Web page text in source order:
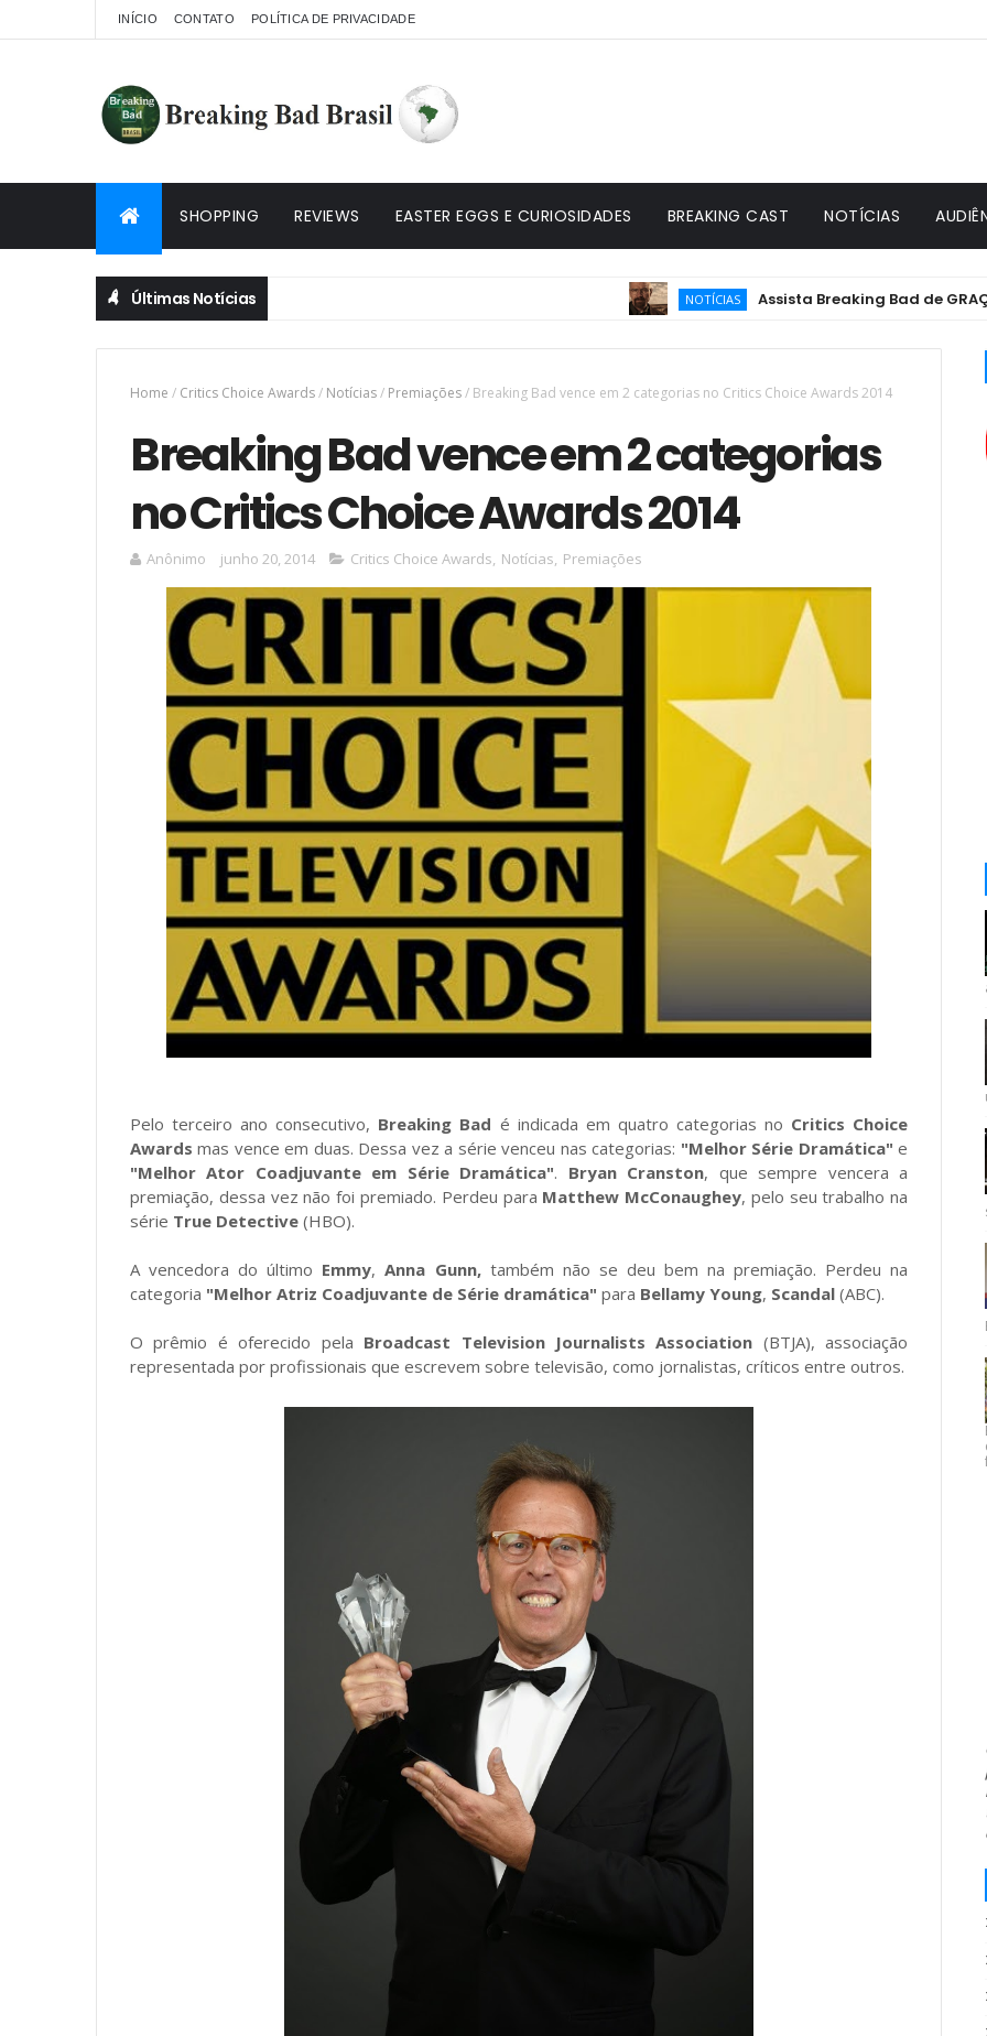
INÍCIO CONTATO POLÍTICA DE PRIVACIDADE
SHOPPING REVIEWS EASTER EGGS E CURIOSIDADES BREAKING CAST NOTÍCIAS
Últimas Notícias NOTÍCIAS Assista Breaking Bad de GRAÇA 24
Home / Critics Choice Awards/ Notícias/ Premiações/ Breaking Bad vence em 2 categorias no Critics Choice Awards 2014
Breaking Bad vence em 2 categorias
no Critics Choice Awards 2014
Anônimo junho 20, 2014 Critics Choice Awards, Notícias, Premiações
Pelo terceiro ano consecutivo, Breaking Bad é indicada em quatro categorias no Critics Choice
Awardsmas vence em duas. Dessa vez a série venceu nas categorias: "Melhor Série Dramática" e
"Melhor Ator Coadjuvante em Série Dramática". Bryan Cranston, que sempre vencera a
premiação, dessa vez não foi premiado. Perdeu para Matthew McConaughey, pelo seu trabalho na
série True Detective (HBO).
A vencedora do último Emmy,Anna Gunn,também não se deu bem na premiação. Perdeu na
categoria "Melhor Atriz Coadjuvante de Série dramática" para Bellamy Young, Scandal (ABC).
O prêmio é oferecido pela Broadcast Television Journalists Association (BTJA), associação
representada por profissionais que escrevem sobre televisão, como jornalistas, críticos entre outros.